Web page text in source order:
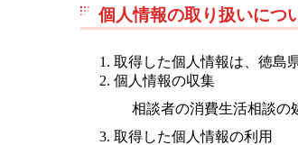
個人情報の取り扱いにつ
取得した個人情報は、徳島
個人情報の収集
相談者の消費生活相談の
取得した個人情報の利用